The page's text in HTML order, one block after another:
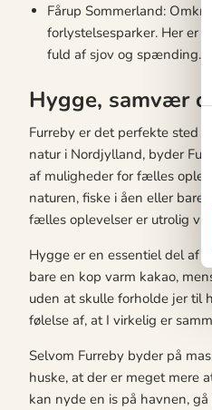
Fårup Sommerland:
forlystelsesparker. Her er
fuld af sjov og spænding.
Hygge, samvær
Furreby er det perfekte sted
natur i Nordjylland, byder
af muligheder for fælles
naturen, fiske i åen eller
fælles oplevelser er utrolig
Hygge er en essentiel del af
bare en kop varm kakao,
uden at skulle forholde jer til
følelse af, at I virkelig er
Selvom Furreby byder på
huske, at der er meget mere
kan nyde en is på havnen,